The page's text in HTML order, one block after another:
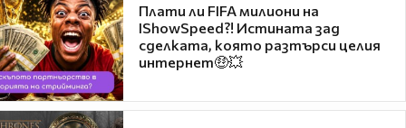
Плати ли FIFA милиони на
IShowSpeed?! Истината зад
сделката, която разтърси целия
интернет🤑💥